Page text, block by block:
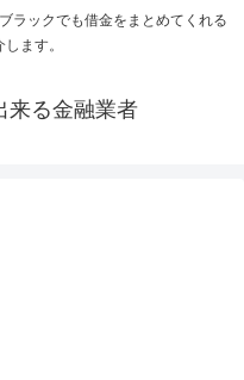
ラックでも借金をまとめてくれる
ます。
来る金融業者